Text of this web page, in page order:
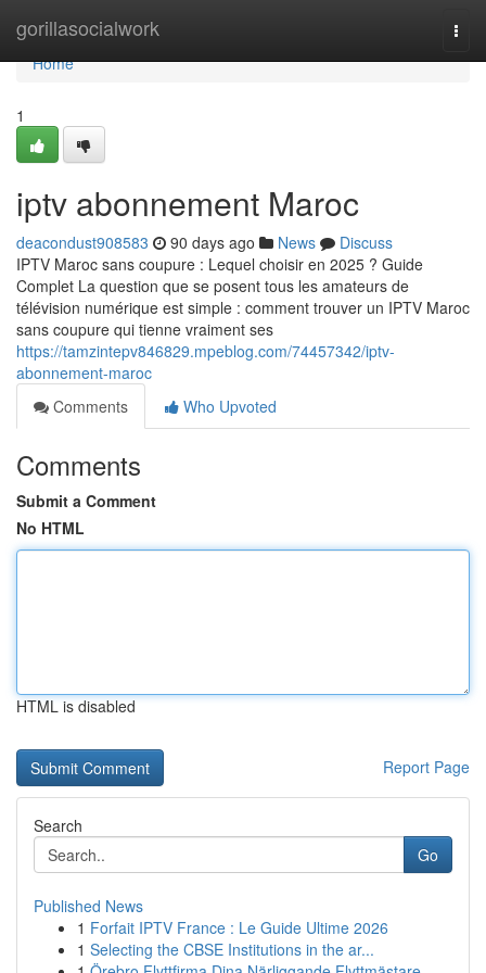
gorillasocialwork
Home
Home
1
iptv abonnement Maroc
deacondust908583 90 days ago News
Discuss
IPTV Maroc sans coupure : Lequel choisir en 2025 ? Guide
Complet La question que se posent tous les amateurs de
télévision numérique est simple : comment trouver un IPTV Maroc
sans coupure qui tienne vraiment ses
https://tamzintepv846829.mpeblog.com/74457342/iptv-
abonnement-maroc
Comments
Who Upvoted
Comments
Submit a Comment
No HTML
HTML is disabled
Report Page
Search
Go
Published News
1 Forfait IPTV France : Le Guide Ultime 2026
1 Selecting the CBSE Institutions in the ar...